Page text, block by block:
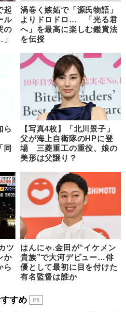
起
ル
の
渦巻く嫉妬で「源氏物語」
よりドロドロ… 「光る君
へ」を最高に楽しむ鑑賞法
を伝授
ら
同
【写真4枚】「北川景子」
父が海上自衛隊のHPに登
場 三菱重工の重役、娘の
美形は父譲り？
ツ
か
ら
はんにゃ.金田が“イケメン
貴族”で大河デビュー…俳
優として最初に目を付けた
有名監督は誰か
すめ